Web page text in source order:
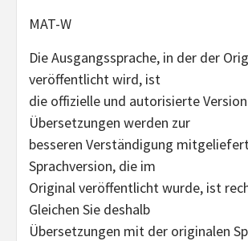
MAT-W
Die Ausgangssprache, in der der
veröffentlicht wird, ist
die offizielle und autorisierte
Übersetzungen werden zur
besseren Verständigung
Sprachversion, die im
Original veröffentlicht wurde, ist
Gleichen Sie deshalb
Übersetzungen mit der originalen